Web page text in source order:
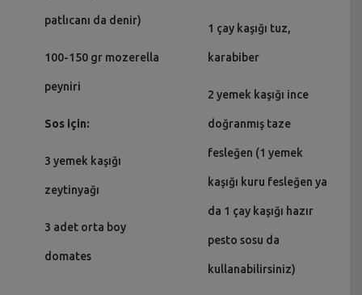
patlıcanı da denir)
100-150 gr mozerella
peyniri
Sos için:
3 yemek kaşığı
zeytinyağı
3 adet orta boy
domates
1 çay kaşığı tuz,
karabiber
2 yemek kaşığı ince
doğranmış taze
fesleğen (1 yemek
kaşığı kuru fesleğen ya
da 1 çay kaşığı hazır
pesto sosu da
kullanabilirsiniz)